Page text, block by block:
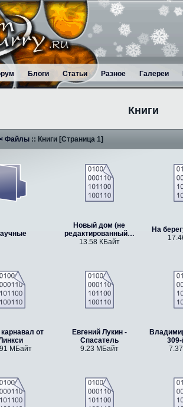
Блоги Статьи Разное Галереи
Книги
Файлы :: Книги [Страница 1]
Новый дом (не
редактированный…
13.58 КБайт
На
от
МБайт
Евгений Лукин -
Спасатель
9.23 МБайт